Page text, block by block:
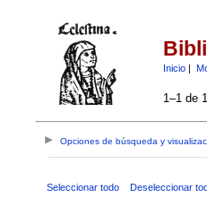
Inicio|
1–1 de
Opciones de búsqueda y
Seleccionar todo Deseleccionar